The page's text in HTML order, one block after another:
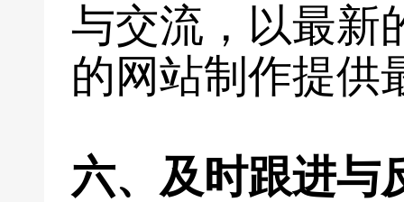
与交流，以最新
的网站制作提供
六、及时跟进与